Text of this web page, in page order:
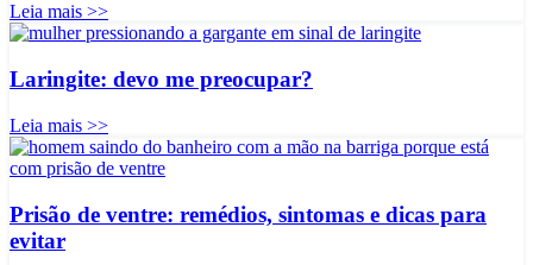
Leia mais >>
Laringite: devo me preocupar?
Leia mais >>
Prisão de ventre: remédios, sintomas e dicas para
evitar